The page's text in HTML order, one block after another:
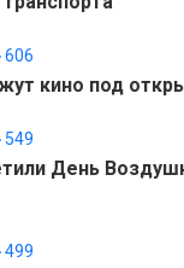
606
кино под
549
День
499